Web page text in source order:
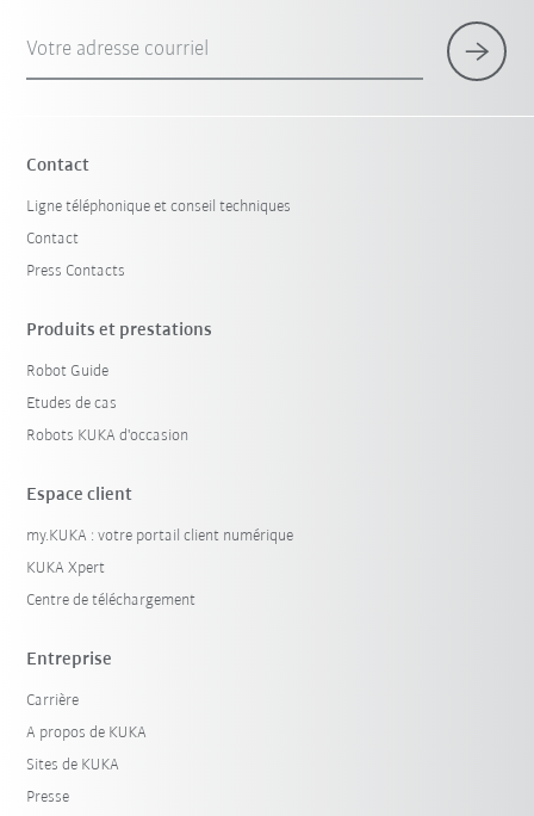
Votre adresse courriel
Contact
Ligne téléphonique et conseil techniques
Contact
Press Contacts
Produits et prestations
Robot Guide
Etudes de cas
Robots KUKA d'occasion
Espace client
my.KUKA : votre portail client numérique
KUKA Xpert
Centre de téléchargement
Entreprise
Carrière
A propos de KUKA
Sites de KUKA
Presse